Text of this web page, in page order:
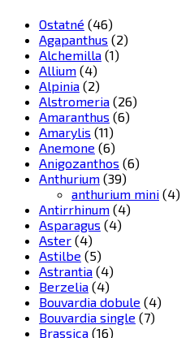
Ostatné (46)
Agapanthus (2)
Alchemilla (1)
Allium (4)
Alpinia (2)
Alstromeria (26)
Amaranthus (6)
Amarylis (11)
Anemone (6)
Anigozanthos (6)
Anthurium (39)
anthurium mini (4)
Antirrhinum (4)
Asparagus (4)
Aster (4)
Astilbe (5)
Astrantia (4)
Berzelia (4)
Bouvardia dobule (4)
Bouvardia single (7)
Brassica (16)